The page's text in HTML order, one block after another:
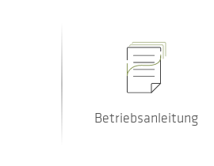
Betriebsanleitung